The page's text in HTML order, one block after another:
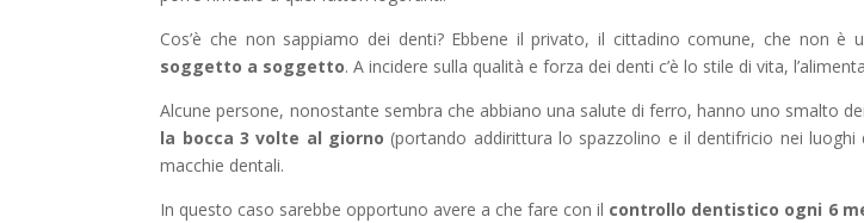
Cos’è che non sappiamo dei denti? Ebbene il privato, il cittadino comune, che non è
soggetto a soggetto. A incidere sulla qualità e forza dei denti c’è lo stile di vita,
Alcune persone, nonostante sembra che abbiano una salute di ferro, hanno uno smalto
la bocca 3 volte al giorno (portando addirittura lo spazzolino e il dentifricio nei
macchie dentali.
In questo caso sarebbe opportuno avere a che fare con il controllo dentistico ogni 6